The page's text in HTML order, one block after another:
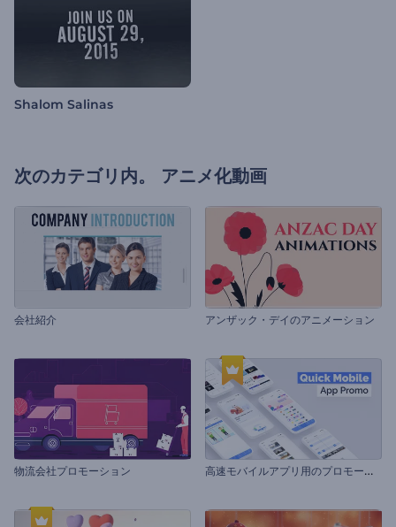
Shalom Salinas
次のカテゴリ内。 アニメ化動画
会社紹介 アンザック・デイのアニメーション
物流会社プロモーション 高
速モバイルアプリ用のプロモーションビデオ